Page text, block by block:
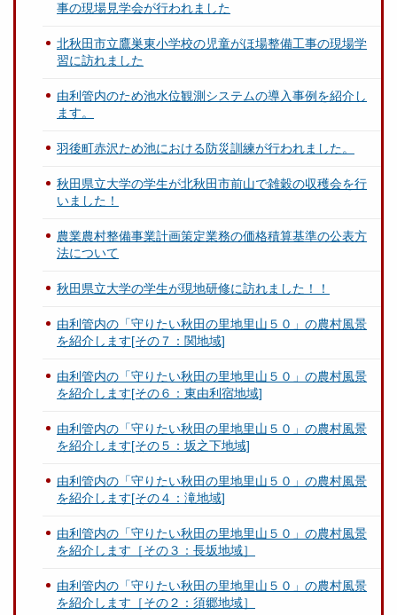
事の現場見学会が行われました
北秋田市立鷹巣東小学校の児童がほ場整備工事の現場学
習に訪れました
由利管内のため池水位観測システムの導入事例を紹介し
ます。
羽後町赤沢ため池における防災訓練が行われました。
秋田県立大学の学生が北秋田市前山で雑穀の収穫会を行
いました！
農業農村整備事業計画策定業務の価格積算基準の公表方
法について
秋田県立大学の学生が現地研修に訪れました！！
由利管内の「守りたい秋田の里地里山５０」の農村風景
を紹介します[その７：関地域]
由利管内の「守りたい秋田の里地里山５０」の農村風景
を紹介します[その６：東由利宿地域]
由利管内の「守りたい秋田の里地里山５０」の農村風景
を紹介します[その５：坂之下地域]
由利管内の「守りたい秋田の里地里山５０」の農村風景
を紹介します[その４：滝地域]
由利管内の「守りたい秋田の里地里山５０」の農村風景
を紹介します［その３：長坂地域］
由利管内の「守りたい秋田の里地里山５０」の農村風景
を紹介します［その２：須郷地域］